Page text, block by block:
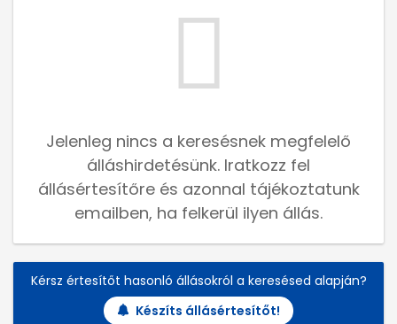
Jelenleg nincs a keresésnek megfelelő
álláshirdetésünk. Iratkozz fel
állásértesítőre és azonnal tájékoztatunk
emailben, ha felkerül ilyen állás.
Kérsz értesítőt hasonló állásokról a keresésed alapján?
Készíts állásértesítőt!